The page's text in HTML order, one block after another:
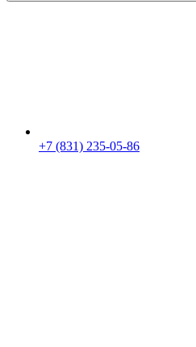
+7 (831) 235-05-86